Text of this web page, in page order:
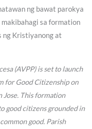
ng bawat parokya
sa formation
ng Kristiyanong at
(AVPP) is set to launch
for Good Citizenship on
Jose. This formation
good citizens grounded in
good. Parish